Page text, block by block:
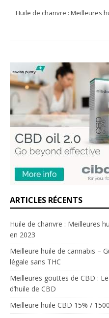
Huile de chanvre : Meilleures
ARTICLES RÉCENTS
Huile de chanvre : Meilleures
en 2023
Meilleure huile de cannabis –
légale sans THC
Meilleures gouttes de CBD :
d’huile de CBD
Meilleure huile CBD 15% /